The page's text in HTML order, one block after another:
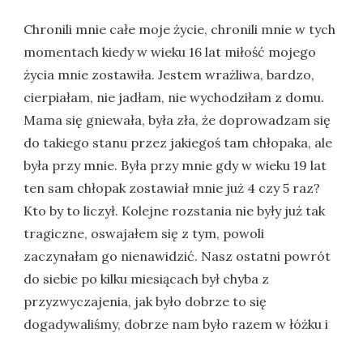
Chronili mnie całe moje życie, chronili mnie w tych
momentach kiedy w wieku 16 lat miłość mojego
życia mnie zostawiła. Jestem wrażliwa, bardzo,
cierpiałam, nie jadłam, nie wychodziłam z domu.
Mama się gniewała, była zła, że doprowadzam się
do takiego stanu przez jakiegoś tam chłopaka, ale
była przy mnie. Była przy mnie gdy w wieku 19 lat
ten sam chłopak zostawiał mnie już 4 czy 5 raz?
Kto by to liczył. Kolejne rozstania nie były już tak
tragiczne, oswajałem się z tym, powoli
zaczynałam go nienawidzić. Nasz ostatni powrót
do siebie po kilku miesiącach był chyba z
przyzwyczajenia, jak było dobrze to się
dogadywaliśmy, dobrze nam było razem w łóżku i